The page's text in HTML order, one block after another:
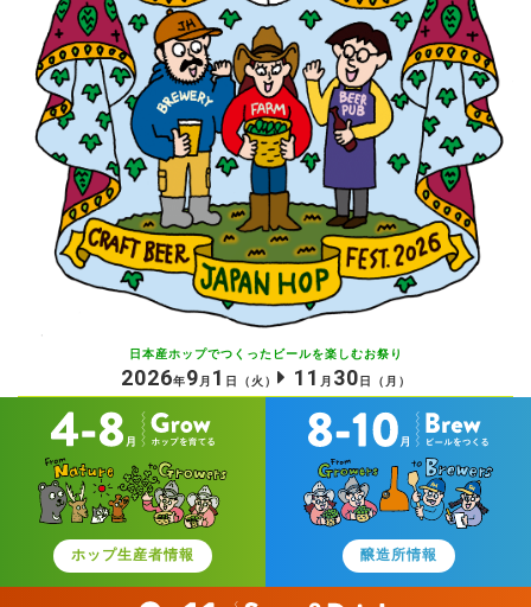
日本産ホップでつくったビールを楽しむお祭り
2026年9 月 1 日 （火） 11 月 30 日 （月）
ホップ生産者情報 醸造所情報